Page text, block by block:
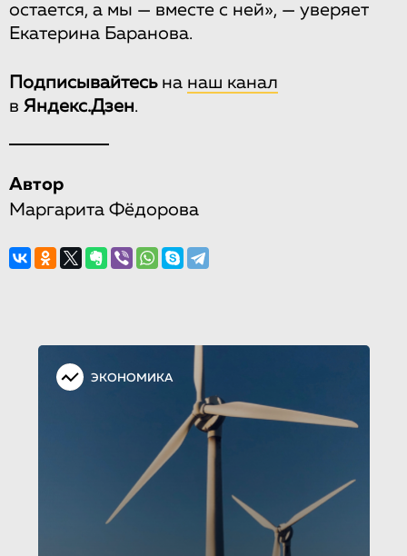
остается, а мы — вместе с ней», — уверяет
Екатерина Баранова.
Подписывайтесьна наш канал
в Яндекс.Дзен.
Автор
Маргарита Фёдорова
ЭКОНОМИКА